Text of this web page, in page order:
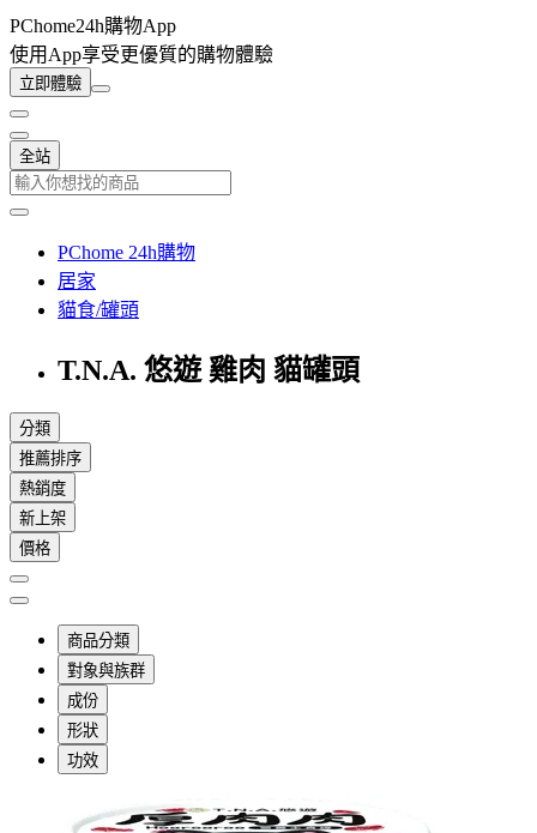
PChome24h購物App
使用App享受更優質的購物體驗
立即體驗
全站
PChome 24h購物
居家
貓食/罐頭
T.N.A. 悠遊 雞肉 貓罐頭
分類
推薦排序
熱銷度
新上架
價格
商品分類
對象與族群
成份
形狀
功效